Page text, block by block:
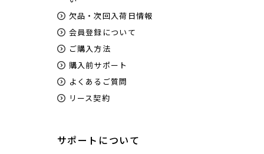
欠品・次回入荷日情報
会員登録について
ご購入方法
購入前サポート
よくあるご質問
リース契約
サポートについて